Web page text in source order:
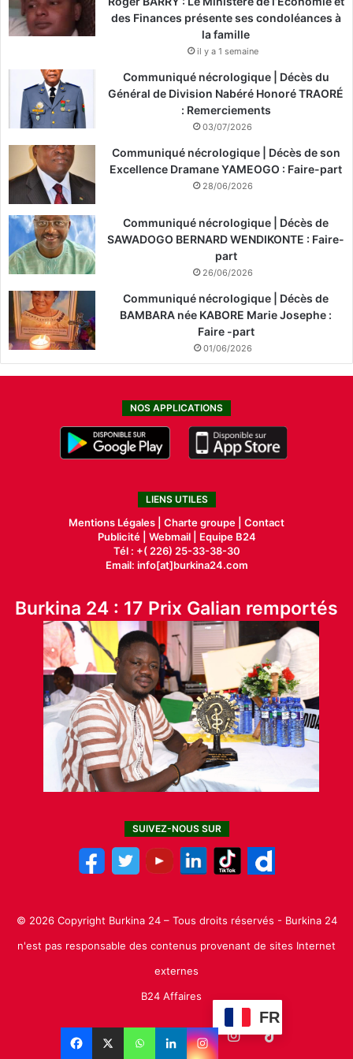
des Finances présente ses condoléances à
la famille
il y a 1 semaine
Communiqué nécrologique | Décès du
Général de Division Nabéré Honoré TRAORÉ
: Remerciements
03/07/2026
Communiqué nécrologique | Décès de son
Excellence Dramane YAMEOGO : Faire-part
28/06/2026
Communiqué nécrologique | Décès de
SAWADOGO BERNARD WENDIKONTE : Faire-
part
26/06/2026
Communiqué nécrologique | Décès de
BAMBARA née KABORE Marie Josephe :
Faire -part
01/06/2026
NOS APPLICATIONS
LIENS UTILES
Mentions Légales | Charte groupe | Contact
Publicité| Webmail |
Equipe B24
Tél : +( 226) 25-33-38-30
Email: info[at]burkina24.com
Burkina 24 : 17 Prix Galian remportés
SUIVEZ-NOUS SUR
© 2026 Copyright Burkina 24 – Tous droits réservés - Burkina 24
n'est pas responsable des contenus provenant de sites Internet
externes
B24 Affaires
FR
Facebook LinkedinYouTubeInstagram
TikTok